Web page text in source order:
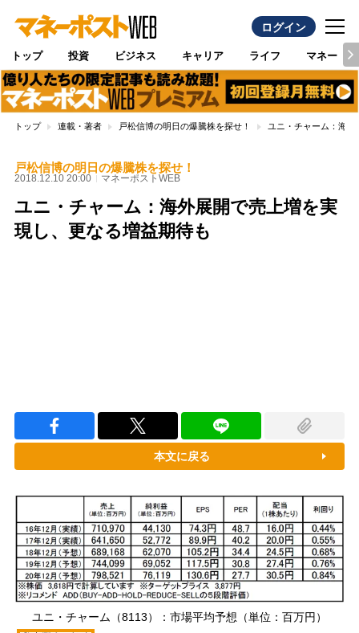
ログイン
トップ 投資 ビジネス キャリア ライフ マネー
トップ 連載・著者 戸松信博の明日の爆騰株を探せ！ ユニ・チャーム：海
戸松信博の明日の爆騰株を探せ！
2018.12.10 20:00 マネーポストWEB
ユニ・チャーム：海外展開で売上増を実
現し、更なる増益期待も
本文に戻る
ユニ・チャーム（8113）：市場平均予想（単位：百万円）